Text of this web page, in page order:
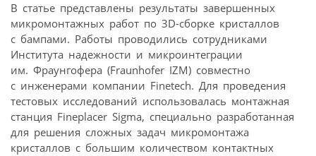
В статье представлены результаты завершенных
микромонтажных работ по 3D-сборке кристаллов
с бампами. Работы проводились сотрудниками
Института надежности и микроинтеграции
им. Фраунгофера (Fraunhofer IZM) совместно
с инженерами компании Finetech. Для проведения
тестовых исследований использовалась монтажная
станция Fineplacer Sigma, специально разработанная
для решения сложных задач микромонтажа
кристаллов с большим количеством контактных